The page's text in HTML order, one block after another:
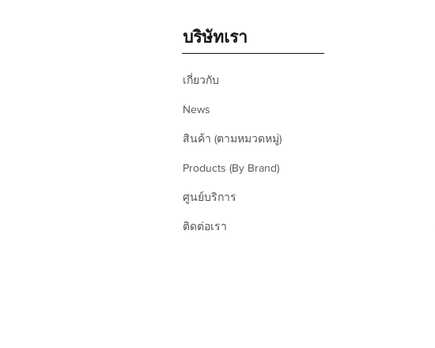
บริษัทเรา
เกี่ยวกับ
News
สินค้า (ตามหมวดหมู่)
Products (By Brand)
ศูนย์บริการ
ติดต่อเรา